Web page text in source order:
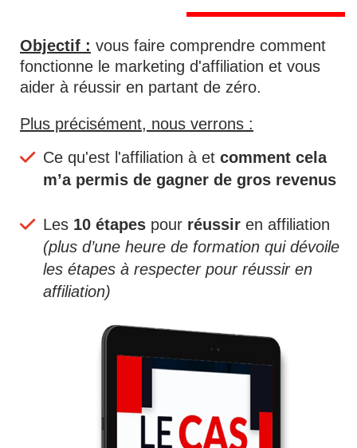
Objectif : vous faire comprendre comment
fonctionne le marketing d'affiliation et vous
aider à réussir en partant de zéro.
Plus précisément, nous verrons :
Ce qu'est l'affiliation à et comment cela
m’a permis de gagner de gros revenus
Les 10 étapes pour réussir en affiliation
(plus d’une heure de formation qui dévoile
les étapes à respecter pour réussir en
affiliation)